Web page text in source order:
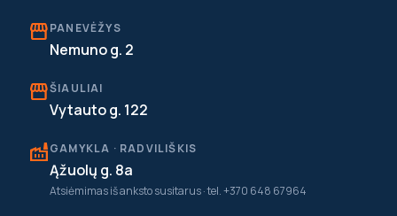
storefrontPANEVĖŽYS
Nemuno g. 2
storefrontŠIAULIAI
Vytauto g. 122
factoryGAMYKLA · RADVILIŠKIS
Ąžuolų g. 8a
Atsiėmimas iš anksto susitarus · tel. +370 648 67964